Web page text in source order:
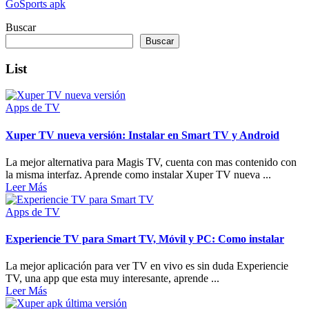
GoSports apk
Buscar
Buscar
List
Apps de TV
Xuper TV nueva versión: Instalar en Smart TV y Android
La mejor alternativa para Magis TV, cuenta con mas contenido con
la misma interfaz. Aprende como instalar Xuper TV nueva ...
Leer Más
Apps de TV
Experiencie TV para Smart TV, Móvil y PC: Como instalar
La mejor aplicación para ver TV en vivo es sin duda Experiencie
TV, una app que esta muy interesante, aprende ...
Leer Más